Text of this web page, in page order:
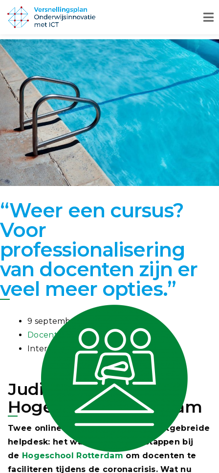
“Weer een cursus?
Voor
professionalisering
van docenten zijn er
veel meer opties.”
9 september 2020
Docentprofessionalisering
Interview
Judith Vennix van
Hogeschool Rotterdam
Twee online magazines, een flink uitgebreide
helpdesk: het waren de eerste stappen bij
de Hogeschool Rotterdam om docenten te
faciliteren tijdens de coronacrisis. Wat nu